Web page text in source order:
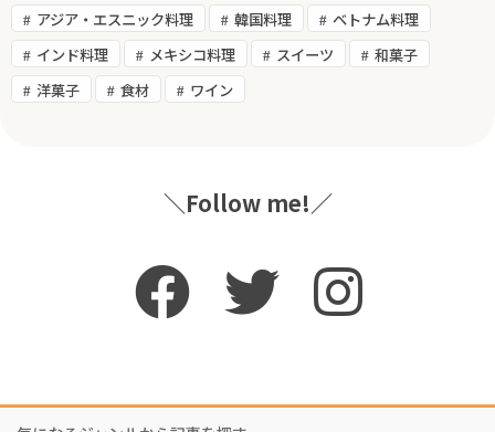
アジア・エスニック料理
韓国料理
ベトナム料理
インド料理
メキシコ料理 スイーツ
和菓子
洋菓子
食材 ワイン
＼Follow me!／